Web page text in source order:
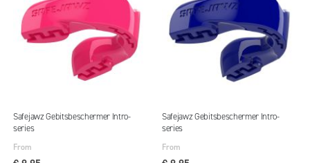
Safejawz Gebitsbeschermer Intro-
series
From
Safejawz Gebitsbeschermer Intro-
series
From